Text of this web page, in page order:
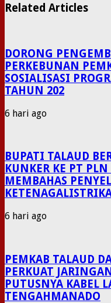
Related Articles
DORONG
PERKEBUNAN
SOSIALISASI
TAHUN 202
6 hari ago
BUPATI TALAUD
KUNKER KE PT
MEMBAHAS
6 hari ago
PEMKAB TALAUD
PERKUAT
PUTUSNYA KABEL
TENGAHMANADO